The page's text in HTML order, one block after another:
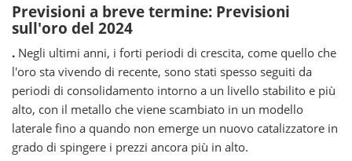
Previsioni a breve termine: Previsioni
sull'oro del 2024
. Negli ultimi anni, i forti periodi di crescita, come quello che
l'oro sta vivendo di recente, sono stati spesso seguiti da
periodi di consolidamento intorno a un livello stabilito e più
alto, con il metallo che viene scambiato in un modello
laterale fino a quando non emerge un nuovo catalizzatore in
grado di spingere i prezzi ancora più in alto.